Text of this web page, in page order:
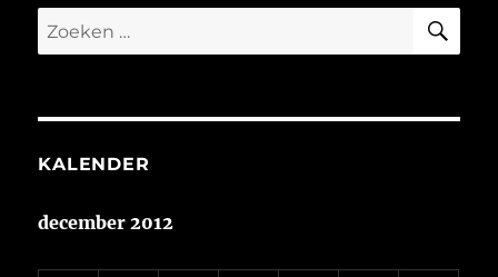
Zoeken
naar:
KALENDER
december 2012